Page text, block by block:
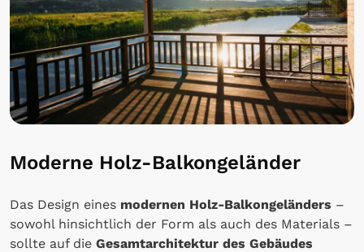
Moderne Holz-Balkongeländer
Das Design eines modernen Holz-Balkongeländers –
sowohl hinsichtlich der Form als auch des Materials –
sollte auf die Gesamtarchitektur des Gebäudes